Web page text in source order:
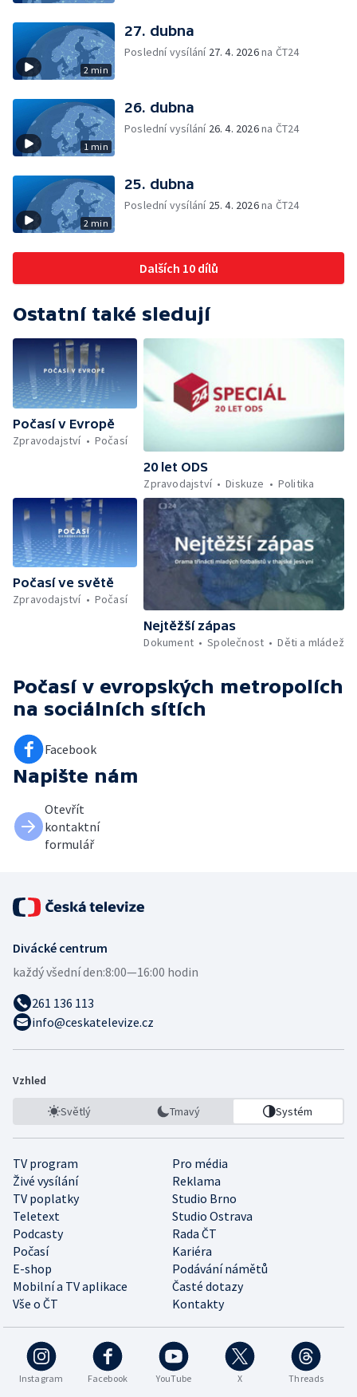
2 min
27. dubna
Poslední vysílání 27. 4. 2026na ČT24
1 min
26. dubna
Poslední vysílání 26. 4. 2026na ČT24
2 min
25. dubna
Poslední vysílání 25. 4. 2026na ČT24
Dalších 10 dílů
Ostatní také sledují
Počasí v Evropě
Zpravodajství
Počasí
20 let ODS
Zpravodajství
Diskuze Politika
Počasí ve světě
Zpravodajství
Počasí
Nejtěžší zápas
Dokument
Společnost Děti a mládež
Počasí v evropských metropolích
na sociálních sítích
Facebook
Napište nám
Otevřít
kontaktní
formulář
Divácké centrum
každý všední den:8:00—16:00 hodin
261 136 113
info@ceskatelevize.cz
Vzhled
Světlý Tmavý Systém
TV program
Pro média
Živé vysílání
Reklama
TV poplatky
Studio Brno
Teletext
Studio Ostrava
Podcasty
Rada ČT
Počasí
Kariéra
E-shop
Podávání námětů
Mobilní a TV aplikace
Časté dotazy
Vše o ČT
Kontakty
Instagram Facebook YouTube X Threads